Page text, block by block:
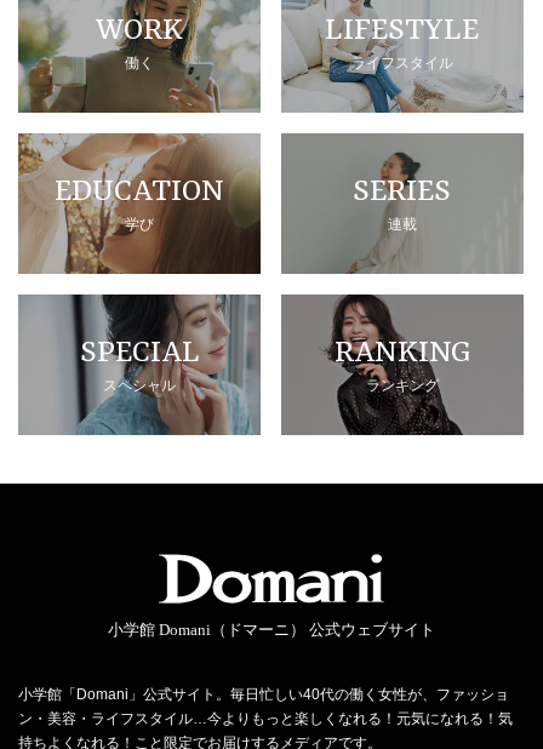
WORK
働く
LIFESTYLE
ライフスタイル
EDUCATION
学び
SERIES
連載
SPECIAL
スペシャル
RANKING
ランキング
小学館 Domani（ドマーニ） 公式ウェブサイト
小学館「Domani」公式サイト。毎日忙しい40代の働く女性が、ファッショ
ン・美容・ライフスタイル…今よりもっと楽しくなれる！元気になれる！気
持ちよくなれる！こと限定でお届けするメディアです。